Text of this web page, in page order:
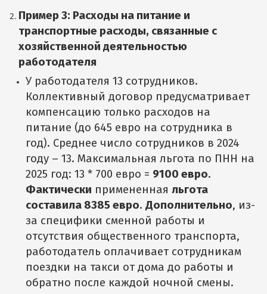
Пример 3: Расходы на питание и
транспортные расходы, связанные с
хозяйственной деятельностью
работодателя
У работодателя 13 сотрудников.
Коллективный договор предусматривает
компенсацию только расходов на
питание (до 645 евро на сотрудника в
год). Среднее число сотрудников в 2024
году – 13. Максимальная льгота по ПНН на
2025 год: 13 * 700 евро = 9100 евро.
Фактически примененная льгота
составила 8385 евро. Дополнительно, из-
за специфики сменной работы и
отсутствия общественного транспорта,
работодатель оплачивает сотрудникам
поездки на такси от дома до работы и
обратно после каждой ночной смены.